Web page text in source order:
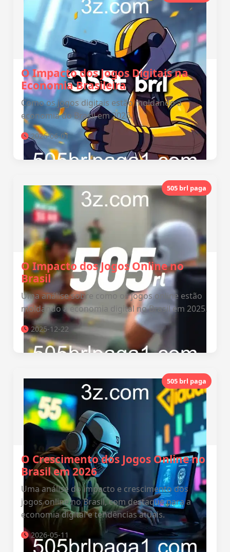
O Impacto dos Jogos Digitais na
Economia Brasileira
Como os jogos digitais estão moldando a
economia do Brasil em 2026.
2026-06-01
505 brl paga
O Impacto dos Jogos Online no
Brasil
Uma análise sobre como os jogos online estão
moldando a economia digital no Brasil em 2025.
2025-12-22
505 brl paga
O Crescimento dos Jogos Online no
Brasil em 2026
Uma análise do impacto e crescimento dos
jogos online no Brasil, com destaque para a
economia digital e tendências atuais.
2026-05-11